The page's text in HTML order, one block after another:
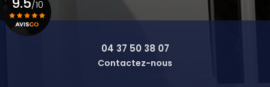
04 37 50 38 07
Contactez-nous
/10